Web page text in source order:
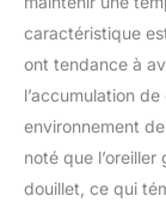
caractéristique
ont tendance à
l’accumulation
environnement
noté que
douillet, ce qui